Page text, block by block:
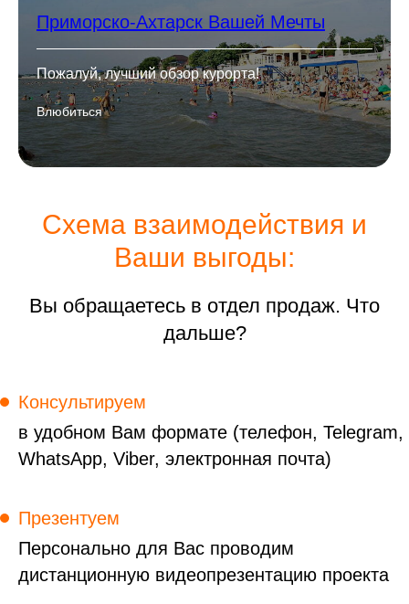
Приморско-Ахтарск Вашей Мечты
Пожалуй, лучший обзор курорта!
Влюбиться
Схема взаимодействия и
Ваши выгоды:
Вы обращаетесь в отдел продаж. Что
дальше?
Консультируем
в удобном Вам формате (телефон, Telegram,
WhatsApp, Viber, электронная почта)
Презентуем
Персонально для Вас проводим
дистанционную видеопрезентацию проекта